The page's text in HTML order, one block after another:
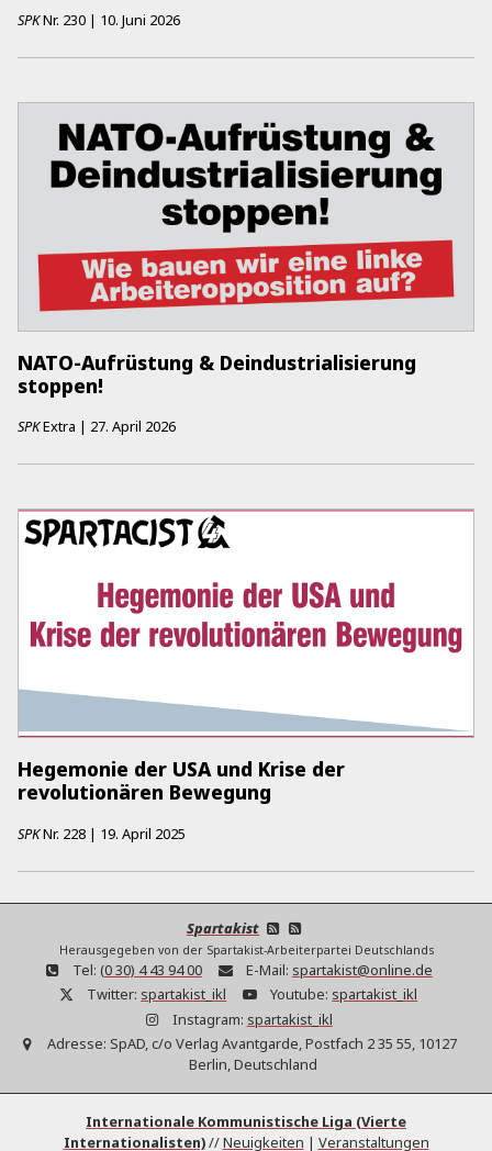
SPKNr. 230 | 10. Juni 2026
NATO-Aufrüstung & Deindustrialisierung
stoppen!
SPKExtra | 27. April 2026
Hegemonie der USA und Krise der
revolutionären Bewegung
SPKNr. 228 | 19. April 2025
Spartakist
Herausgegeben von der Spartakist-Arbeiterpartei Deutschlands
Tel: (0 30) 4 43 94 00 E-Mail: spartakist@online.de
Twitter: spartakist_ikl Youtube: spartakist_ikl
Instagram: spartakist_ikl
Adresse: SpAD, c/o Verlag Avantgarde, Postfach 2 35 55, 10127
Berlin, Deutschland
Internationale Kommunistische Liga (Vierte
Internationalisten)//Neuigkeiten | Veranstaltungen